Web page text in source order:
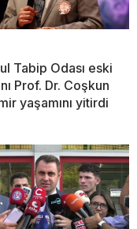
Tabip Odası eski
Prof. Dr. Coşkun
yaşamını yitirdi